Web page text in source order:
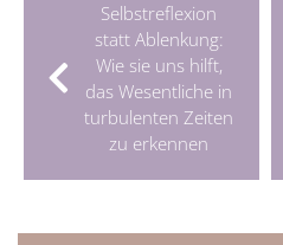
Selbstreflexion
statt Ablenkung:
Wie sie uns hilft,
das Wesentliche in
turbulenten Zeiten
zu erkennen